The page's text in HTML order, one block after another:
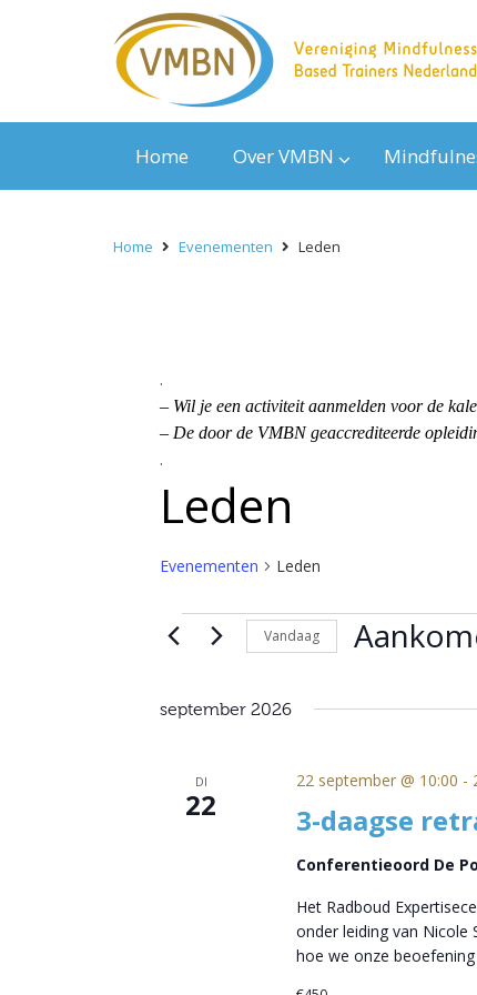
Home Over VMBN
Home Evenementen Leden
.
– Wil je een activiteit aanmelden voor de
– De door de VMBN geaccrediteerde
.
Leden
Evenementen Leden
Evenementen
Vandaag
september 2026
DI
22 3-daagse
22 september @ 10:00 -
Conferentieoord De
Het Radboud
onder leiding van Nicole
hoe we onze